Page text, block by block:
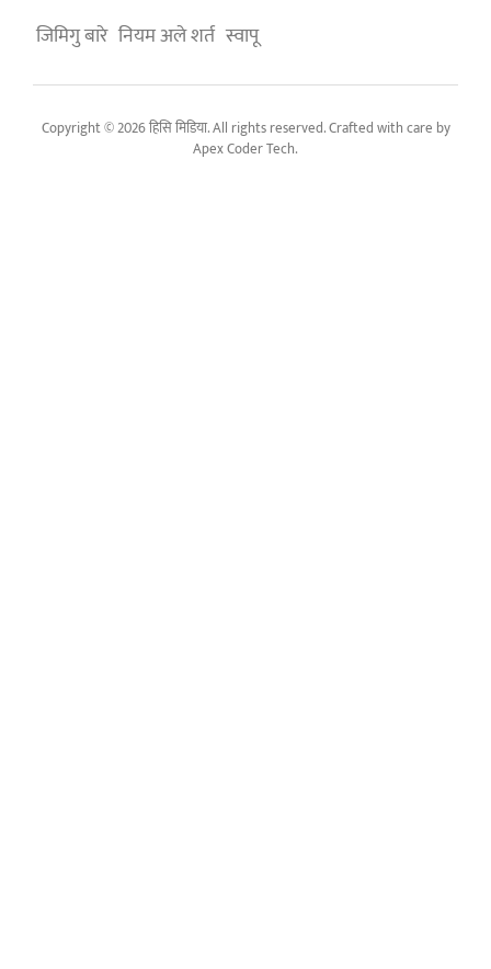
जिमिगु बारे नियम अले शर्त स्वापू
Copyright © 2026 हिसि मिडिया. All rights reserved. Crafted with care by
Apex Coder Tech.